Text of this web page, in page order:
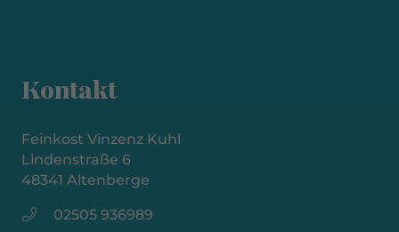
Kontakt
Feinkost Vinzenz Kuhl
Lindenstraße 6
48341 Altenberge
02505 936989